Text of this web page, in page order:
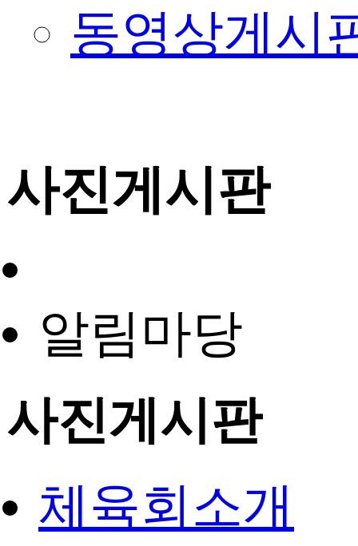
동영상게시
사진게시판
알림마당
사진게시판
체육회소개